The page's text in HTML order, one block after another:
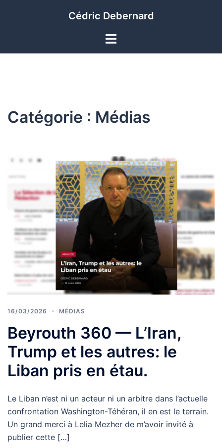
Cédric Debernard
Ouvrir/fermer
Catégorie : Médias
16/03/2026 MÉDIAS
Beyrouth 360 — L’Iran,
Trump et les autres: le
Liban pris en étau.
Le Liban n’est ni un acteur ni un arbitre dans l’actuelle
confrontation Washington-Téhéran, il en est le terrain.
Un grand merci à Lelia Mezher de m’avoir invité à
publier cette […]